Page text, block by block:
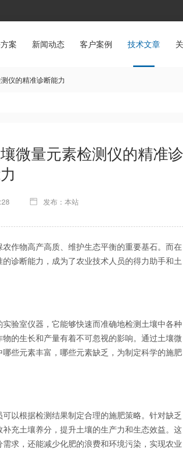
案 新闻动态 客户案例 技术文章
仪的精准诊断能力
微量元素检测仪的精准诊
发布：本站
物高产高质、维护生态平衡的重要基石。而在
的诊断能力，成为了农业技术人员的得力助手和土
室仪器，它能够快速而准确地检测土壤中各种
的生长和产量有着不可忽视的影响。通过土壤微
些元素丰富，哪些元素缺乏，为制定科学的施肥
根据检测结果制定合理的施肥策略。针对缺乏
充土壤养分，提升土壤的生产力和生态效益。这
求，还能减少化肥的浪费和环境污染，实现农业